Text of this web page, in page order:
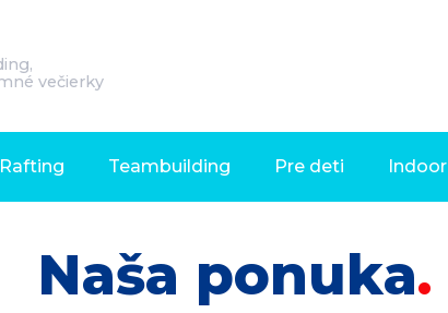
večierky
Rafting Teambuilding Pre deti Indoor
Naša ponuka